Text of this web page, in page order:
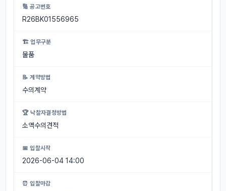
🔢 공고번호
R26BK01556965
🏗 업무구분
물품
📝 계약방법
수의계약
🏆 낙찰자결정방법
소액수의견적
📅 입찰시작
2026-06-04 14:00
⏰ 입찰마감